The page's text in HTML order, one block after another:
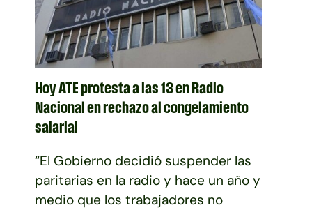
Hoy ATE protesta a las 13 en Radio
Nacional en rechazo al congelamiento
salarial
“El Gobierno decidió suspender las
paritarias en la radio y hace un año y
medio que los trabajadores no